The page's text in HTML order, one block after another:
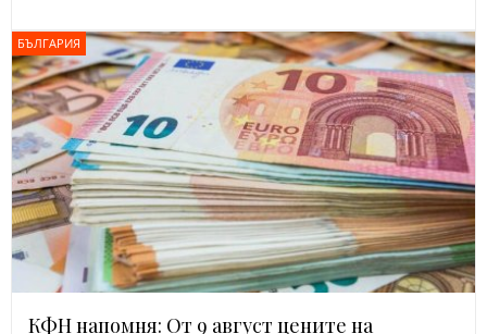
БЪЛГАРИЯ
КФН напомня: От 9 август цените на